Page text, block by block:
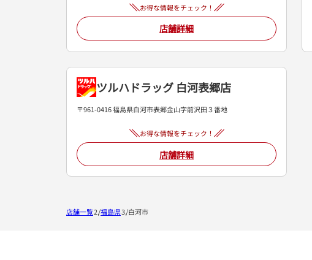
お得な情報をチェック！
店舗詳細
ツルハドラッグ 白河表郷店
〒961-0416 福島県白河市表郷金山字前沢田３番地
お得な情報をチェック！
店舗詳細
店舗一覧 福島県 白河市